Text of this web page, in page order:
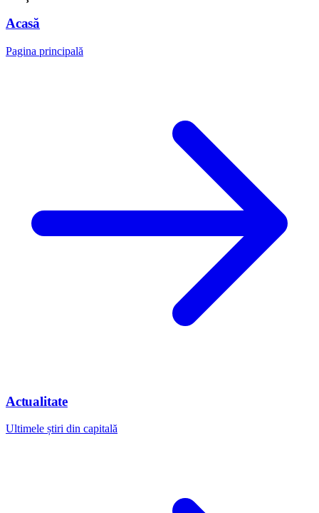
Acasă
Pagina principală
Actualitate
Ultimele știri din capitală